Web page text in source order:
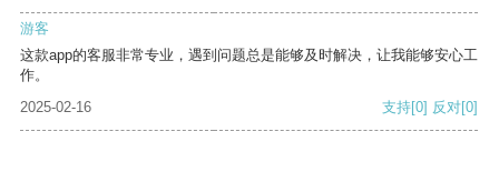
游客
这款app的客服非常专业，遇到问题总是能够及时解决，让我能够安心工
作。
2025-02-16
支持[0] 反对[0]